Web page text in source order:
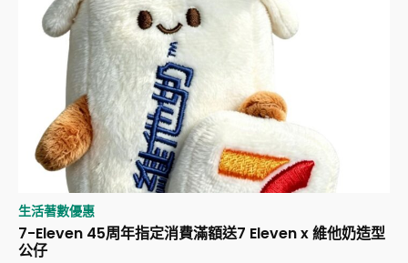
生活著數優惠
7-Eleven 45周年指定消費滿額送7 Eleven x 維他奶造型
公仔